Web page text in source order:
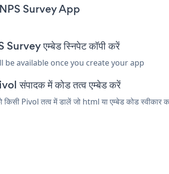
Survey App
एम्बेड स्निपेट कॉपी करें
be available once you create your app
संपादक में कोड तत्व एम्बेड करें
किसी Pivol तत्व में डालें जो html या एम्बेड कोड